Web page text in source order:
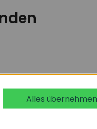
Alles übernehmen